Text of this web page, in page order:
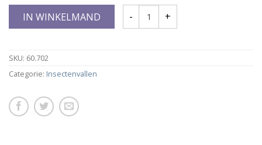
IN WINKELMAND
SKU: 60.702
Categorie: Insectenvallen